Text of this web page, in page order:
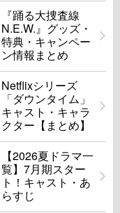
『踊る大捜査線
N.E.W.』グッズ・
特典・キャンペー
ン情報まとめ
Netflixシリーズ
「ダウンタイム」
キャスト・キャラ
クター【まとめ】
【2026夏ドラマ一
覧】7月期スター
ト！キャスト・あ
らすじ